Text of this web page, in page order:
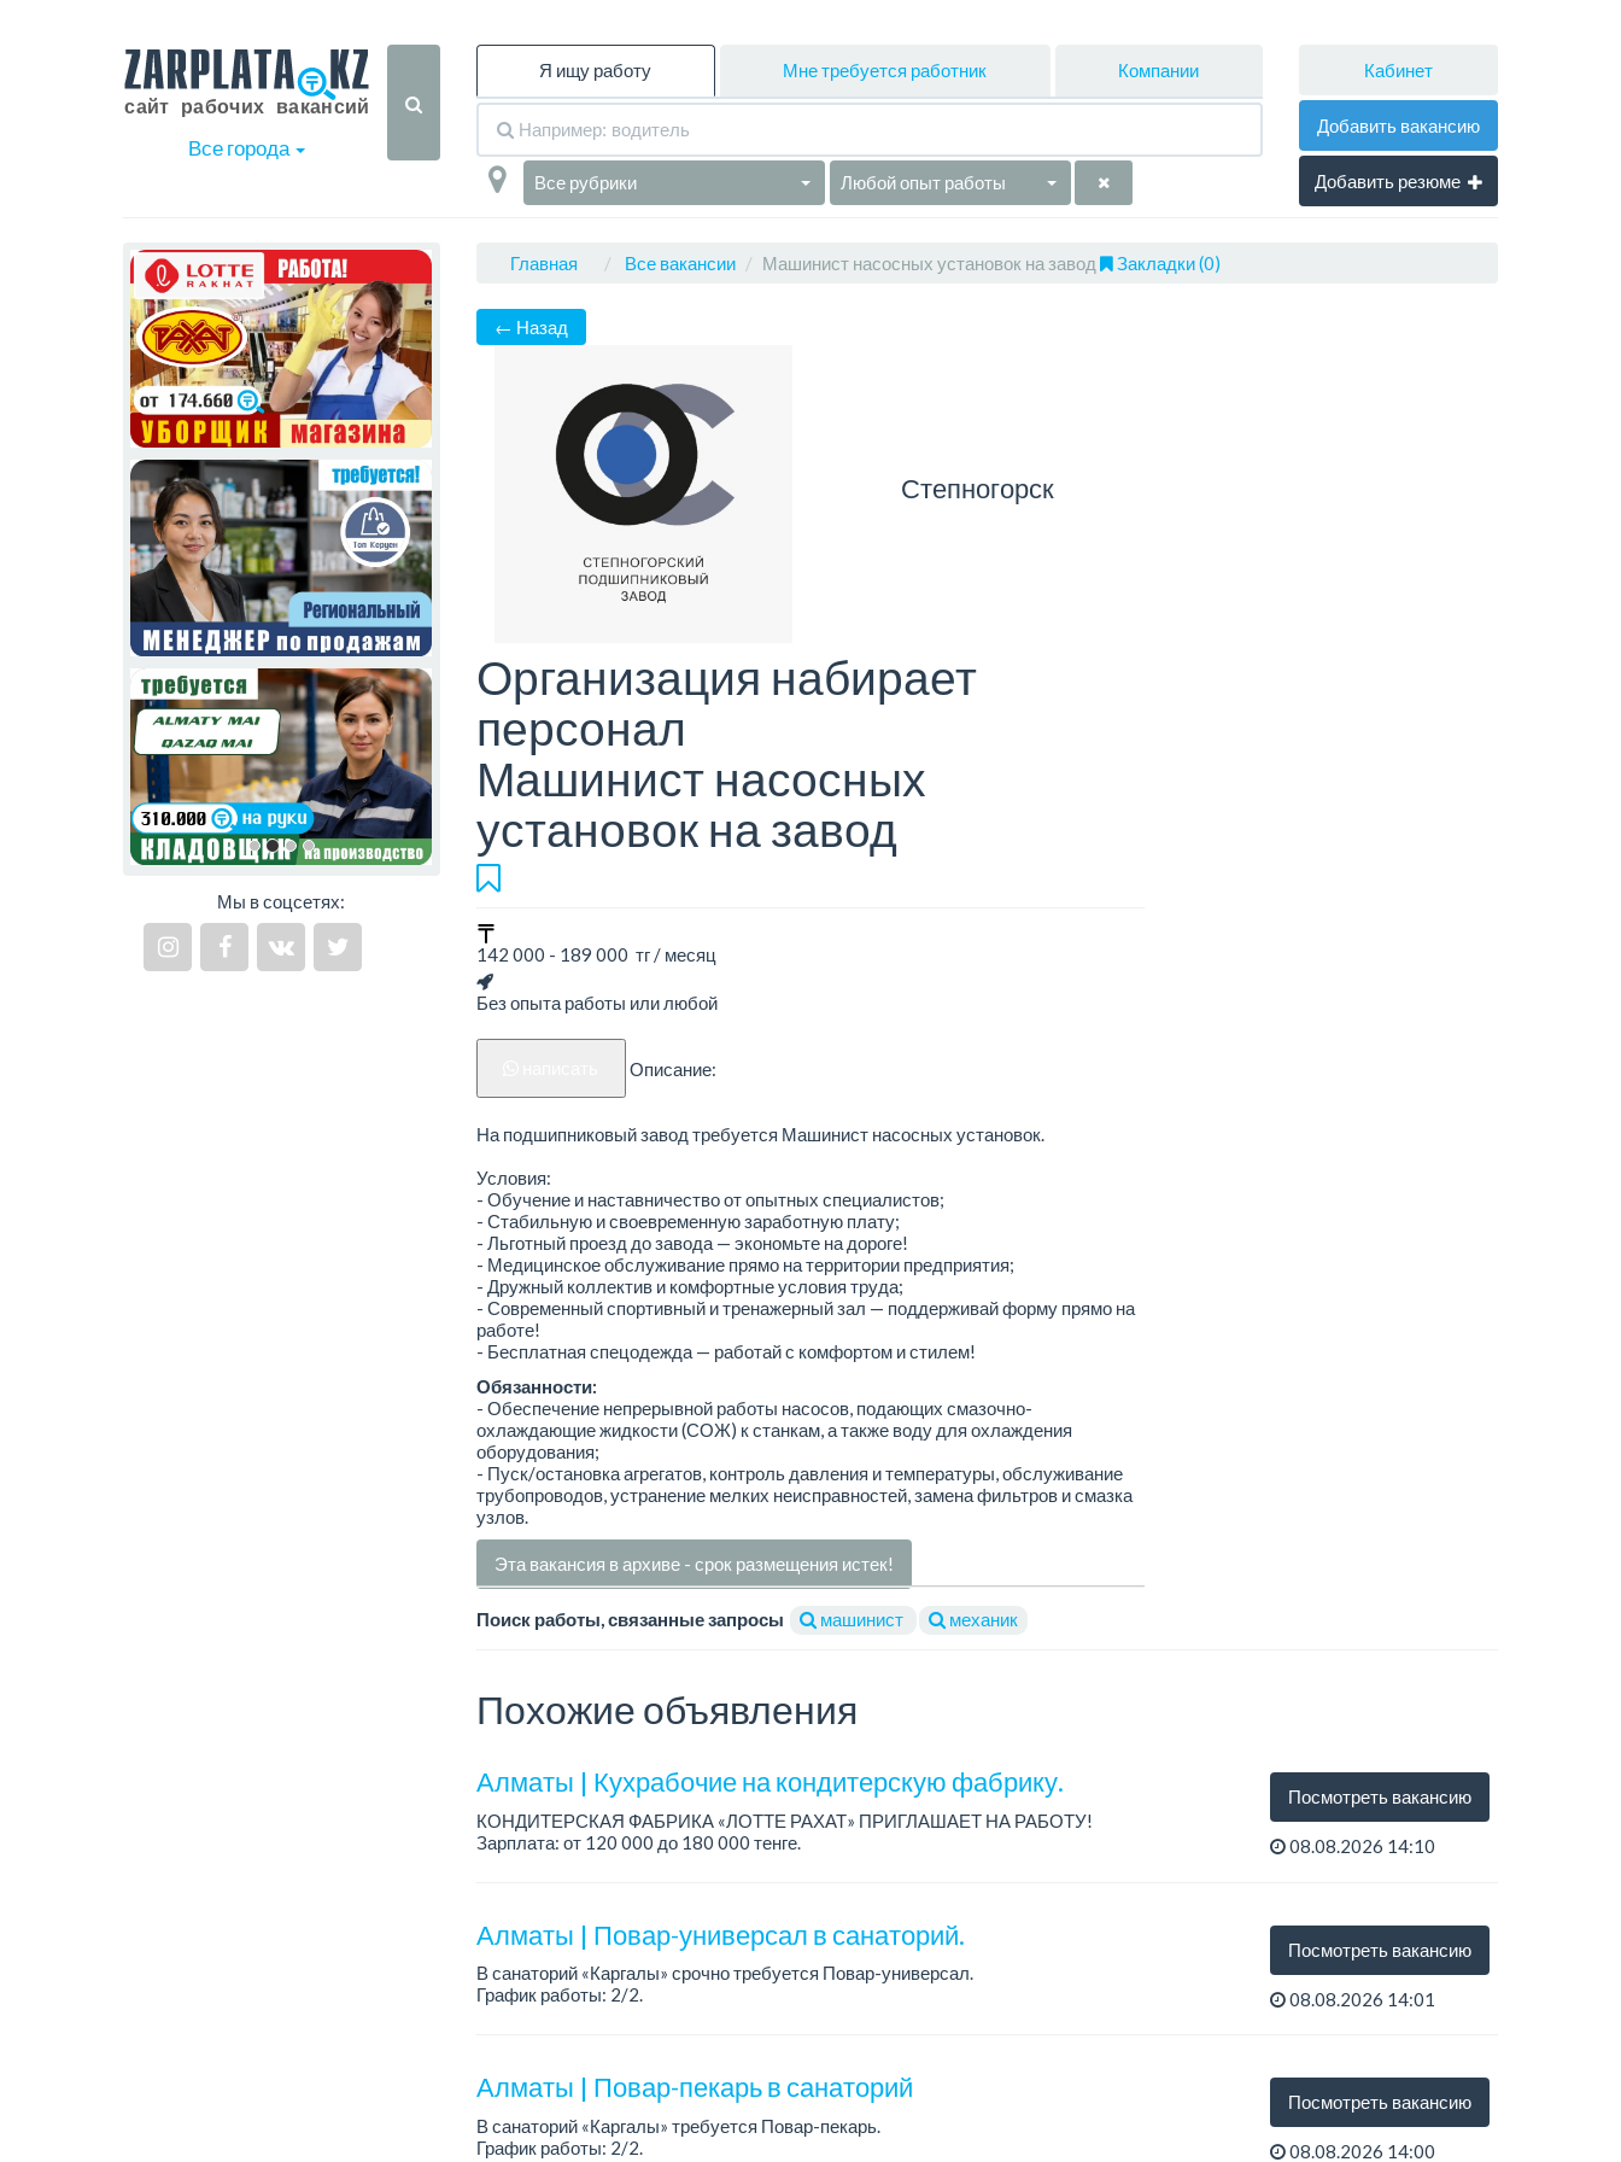
Все города
Я ищу работу Мне требуется работник Компании
Все рубрики Любой опыт работы
Кабинет
Добавить вакансию
Добавить резюме
Мы в соцсетях:
Главная Все вакансии Машинист насосных установок на завод Закладки (0)
← Назад
Степногорск
Организация набирает
персонал
Машинист насосных
установок на завод
142 000 - 189 000 тг / месяц
Без опыта работы или любой
Описание:
На подшипниковый завод требуется Машинист насосных установок.
Условия:
- Обучение и наставничество от опытных специалистов;
- Стабильную и своевременную заработную плату;
- Льготный проезд до завода — экономьте на дороге!
- Медицинское обслуживание прямо на территории предприятия;
- Дружный коллектив и комфортные условия труда;
- Современный спортивный и тренажерный зал — поддерживай форму прямо на
работе!
- Бесплатная спецодежда — работай с комфортом и стилем!
Обязанности:
- Обеспечение непрерывной работы насосов, подающих смазочно-
охлаждающие жидкости (СОЖ) к станкам, а также воду для охлаждения
оборудования;
- Пуск/остановка агрегатов, контроль давления и температуры, обслуживание
трубопроводов, устранение мелких неисправностей, замена фильтров и смазка
узлов.
Эта вакансия в архиве - срок размещения истек!
Поиск работы, связанные запросы машинист механик
Похожие объявления
Алматы | Кухрабочие на кондитерскую фабрику.
КОНДИТЕРСКАЯ ФАБРИКА «ЛОТТЕ РАХАТ» ПРИГЛАШАЕТ НА РАБОТУ!
Зарплата: от 120 000 до 180 000 тенге.
Посмотреть вакансию
08.08.2026 14:10
Алматы | Повар-универсал в санаторий.
В санаторий «Каргалы» срочно требуется Повар-универсал.
График работы: 2/2.
Посмотреть вакансию
08.08.2026 14:01
Алматы | Повар-пекарь в санаторий
В санаторий «Каргалы» требуется Повар-пекарь.
График работы: 2/2.
Посмотреть вакансию
08.08.2026 14:00